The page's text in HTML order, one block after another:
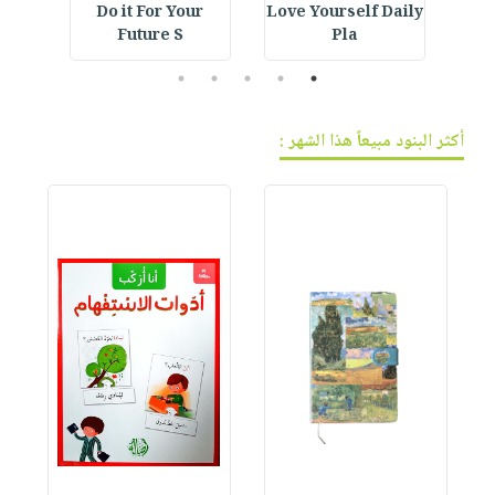
Love Yourself Daily
Pla
Do it For Your
Future S
1
2
3
4
5
أكثر البنود مبيعاً هذا الشهر :